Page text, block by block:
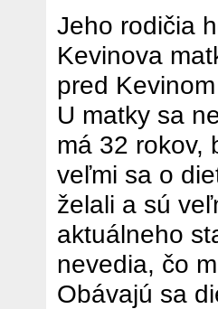
Jeho rodičia
Kevinova
pred
U matky sa
má 32 rokov,
veľmi sa o
želali a sú
aktuálneho
nevedia, čo
Obávajú sa